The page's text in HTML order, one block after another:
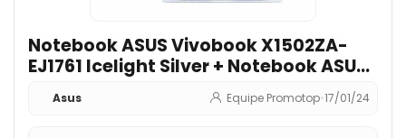
Notebook ASUS Vivobook X1502ZA-
EJ1761 Icelight Silver + Notebook ASUS
Vivobook M1502IA-EJ251W Icelight
Silver
Asus Equipe Promotop•17/01/24